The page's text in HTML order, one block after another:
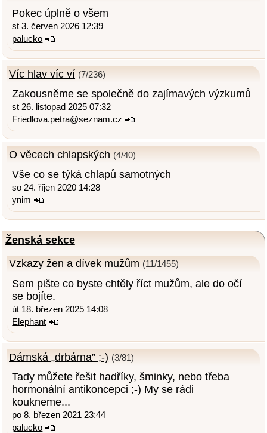
Pokec úplně o všem
st 3. červen 2026 12:39
palucko
Víc hlav víc ví (7/236)
Zakousněme se společně do zajímavých výzkumů
st 26. listopad 2025 07:32
Friedlova.petra@seznam.cz
O věcech chlapských (4/40)
Vše co se týká chlapů samotných
so 24. říjen 2020 14:28
ynim
Ženská sekce
Vzkazy žen a dívek mužům (11/1455)
Sem pište co byste chtěly říct mužům, ale do očí
se bojíte.
út 18. březen 2025 14:08
Elephant
Dámská „drbárna” ;-) (3/81)
Tady můžete řešit hadříky, šminky, nebo třeba
hormonální antikoncepci ;-) My se rádi
koukneme...
po 8. březen 2021 23:44
palucko